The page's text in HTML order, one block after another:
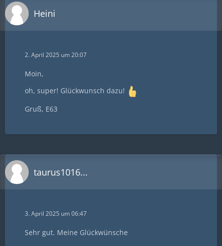
Heini
2. April 2025 um 20:07
Moin,
oh, super! Glückwunsch dazu!
Gruß, E63
taurus1016...
3. April 2025 um 06:47
Sehr gut. Meine Glückwünsche